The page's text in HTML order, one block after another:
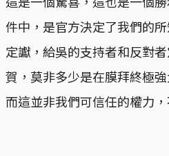
件中，是官方決定了我們的
定讞，給吳的支持者和反對
賀，莫非多少是在膜拜終極
而這並非我們可信任的權力